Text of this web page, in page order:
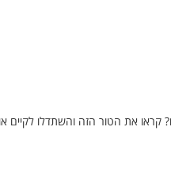
את הטור הזה והשתדלו לקיים